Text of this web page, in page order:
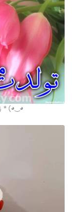
◕‿◕) *